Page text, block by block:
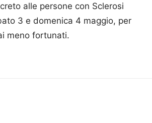
alle persone con Sclerosi
3 e domenica 4 maggio, per
meno fortunati.